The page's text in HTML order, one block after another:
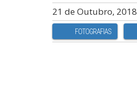
21 de Outubro, 2018
FOTOGRAFIAS